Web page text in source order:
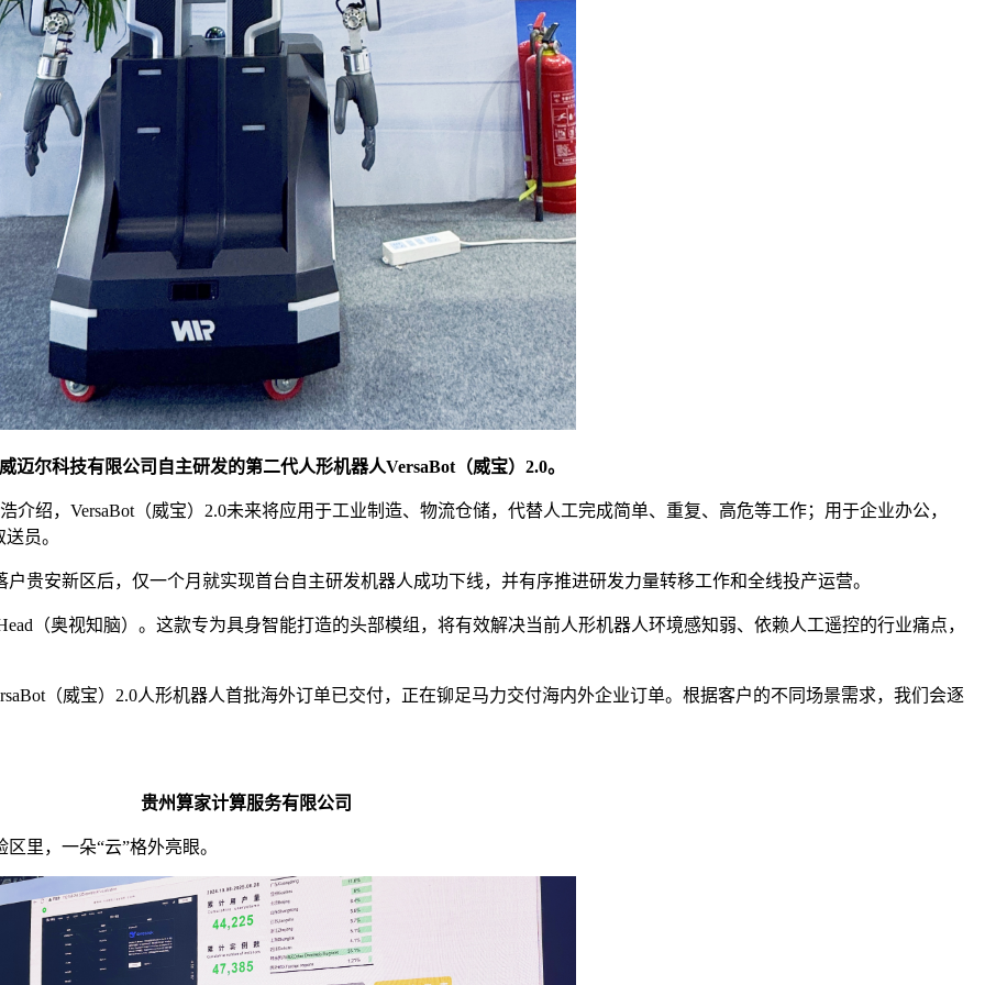
迈尔科技有限公司自主研发的第二代人形机器人VersaBot（威宝）2.0。
介绍，VersaBot（威宝）2.0未来将应用于工业制造、物流仓储，代替人工完成简单、重复、高危等工作；用于企业办公，
员。
贵安新区后，仅一个月就实现首台自主研发机器人成功下线，并有序推进研发力量转移工作和全线投产运营。
（奥视知脑）。这款专为具身智能打造的头部模组，将有效解决当前人形机器人环境感知弱、依赖人工遥控的行业痛点，
（威宝）2.0人形机器人首批海外订单已交付，正在铆足马力交付海内外企业订单。根据客户的不同场景需求，我们会逐
贵州算家计算服务有限公司
里，一朵“云”格外亮眼。